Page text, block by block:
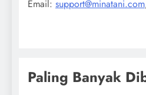
Email: support@minatani.com
Paling Banyak